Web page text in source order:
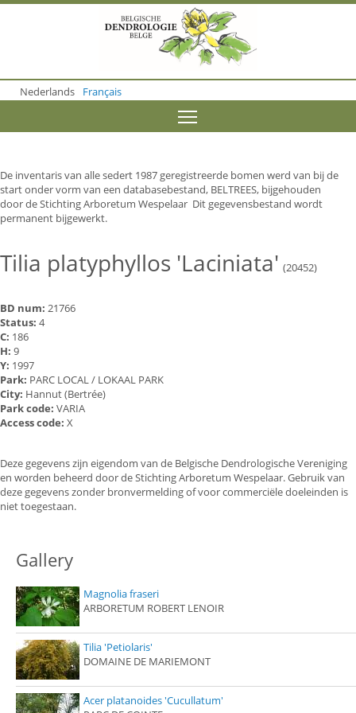
o
m
o
n
t
e
n
Nederlands Français
De inventaris van alle sedert 1987 geregistreerde bomen werd van bij de
start onder vorm van een databasebestand, BELTREES, bijgehouden
door de Stichting Arboretum Wespelaar Dit gegevensbestand wordt
permanent bijgewerkt.
Tilia platyphyllos 'Laciniata' (20452)
BD num: 21766
Status: 4
C: 186
H: 9
Y: 1997
Park: PARC LOCAL / LOKAAL PARK
City: Hannut (Bertrée)
Park code: VARIA
Access code: X
Deze gegevens zijn eigendom van de Belgische Dendrologische Vereniging
en worden beheerd door de Stichting Arboretum Wespelaar. Gebruik van
deze gegevens zonder bronvermelding of voor commerciële doeleinden is
niet toegestaan.
Gallery
Magnolia fraseri
ARBORETUM ROBERT LENOIR
Tilia 'Petiolaris'
DOMAINE DE MARIEMONT
Acer platanoides 'Cucullatum'